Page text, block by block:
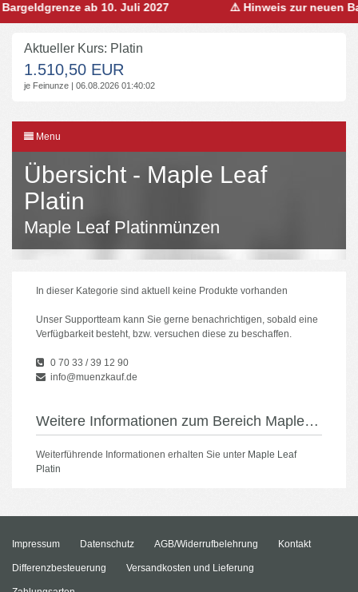
ab 10. Juli 2027 ⚠️ Hinweis zur neuen
Aktueller Kurs: Platin
1.510,50 EUR
je Feinunze | 06.08.2026 01:40:02
Menu
Übersicht - Maple Leaf
Platin
Maple Leaf Platinmünzen
In dieser Kategorie sind aktuell keine Produkte vorhanden
Unser Supportteam kann Sie gerne benachrichtigen, sobald eine
Verfügbarkeit besteht, bzw. versuchen diese zu beschaffen.
0 70 33 / 39 12 90
info@muenzkauf.de
Weitere Informationen zum Bereich Maple Leaf Platin
Weiterführende Informationen erhalten Sie unter Maple Leaf
Platin
Impressum Datenschutz AGB/Widerrufbelehrung Kontakt
Differenzbesteuerung Versandkosten und Lieferung